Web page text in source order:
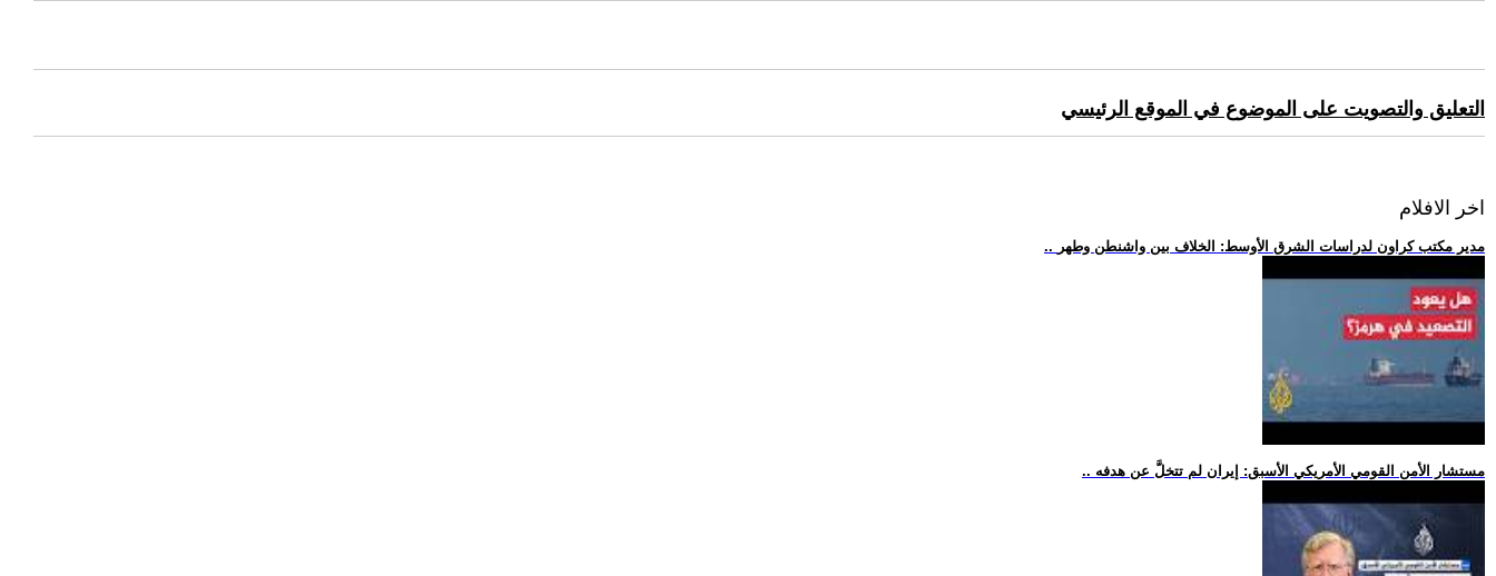
التعليق والتصويت على الموضوع في الموقع الرئيسي
اخر الافلام
.. مدير مكتب كراون لدراسات الشرق الأوسط: الخلاف بين واشنطن وطهر
.. مستشار الأمن القومي الأمريكي الأسبق: إيران لم تتخلَّ عن هدفه